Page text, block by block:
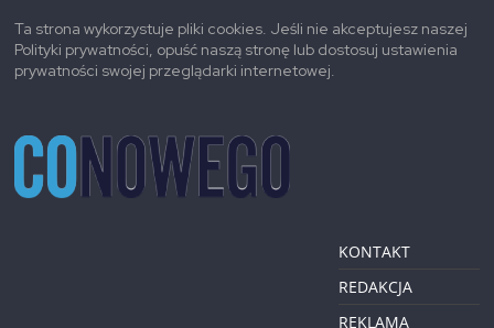
Ta strona wykorzystuje pliki cookies. Jeśli nie akceptujesz naszej
Polityki prywatności, opuść naszą stronę lub dostosuj ustawienia
prywatności swojej przeglądarki internetowej.
KONTAKT
REDAKCJA
REKLAMA